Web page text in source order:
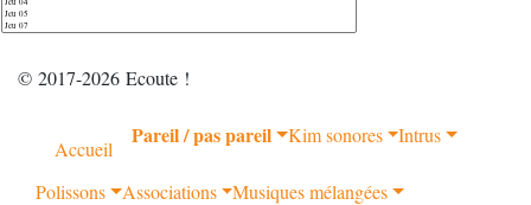
© 2017-2026 Ecoute !
Accueil
Pareil / pas pareil Kim sonores Intrus
Polissons Associations
Musiques mélangées